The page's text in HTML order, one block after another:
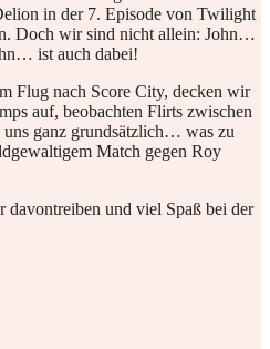
in der 7. Episode von Twilight
Doch wir sind nicht allein: John…
ist auch dabei!
Flug nach Score City, decken wir
auf, beobachten Flirts zwischen
ganz grundsätzlich… was zu
Match gegen Roy
davontreiben und viel Spaß bei der